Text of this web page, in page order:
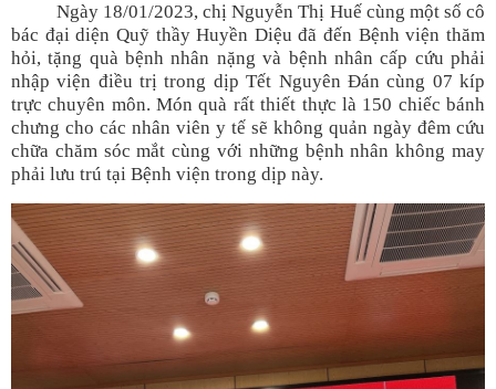
Ngày 18/01/2023, chị Nguyễn Thị Huế cùng một số cô
bác đại diện Quỹ thầy Huyền Diệu đã đến Bệnh viện thăm
hỏi, tặng quà bệnh nhân nặng và bệnh nhân cấp cứu phải
nhập viện điều trị trong dịp Tết Nguyên Đán cùng 07 kíp
trực chuyên môn. Món quà rất thiết thực là 150 chiếc bánh
chưng cho các nhân viên y tế sẽ không quản ngày đêm cứu
chữa chăm sóc mắt cùng với những bệnh nhân không may
phải lưu trú tại Bệnh viện trong dịp này.